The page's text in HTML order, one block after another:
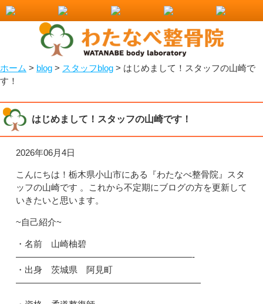
小山市で整骨院をお探しなら！わたなべ整骨院
ホーム > blog > スタッフblog > はじめまして！スタッフの山崎で
す！
はじめまして！スタッフの山崎です！
2026年06月4日
こんにちは！栃木県小山市にある『わたなべ整骨院』スタ
ッフの山崎です 。これから不定期にブログの方を更新して
いきたいと思います。
~自己紹介~
・名前 山崎柚碧
————————————————————-
・出身 茨城県 阿見町
—————————————————————